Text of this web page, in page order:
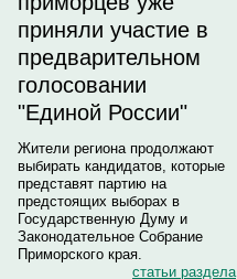
приняли участие в
предварительном
голосовании
"Единой России"
Жители региона продолжают
выбирать кандидатов, которые
представят партию на
предстоящих выборах в
Государственную Думу и
Законодательное Собрание
Приморского края.
статьи раздела